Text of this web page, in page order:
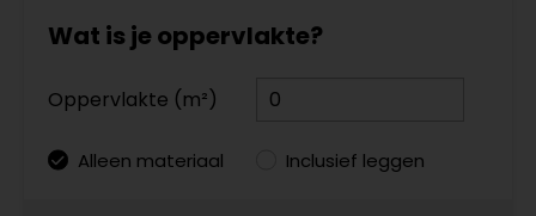
Wat is je oppervlakte?
Oppervlakte (m²)
Alleen materiaal Inclusief leggen